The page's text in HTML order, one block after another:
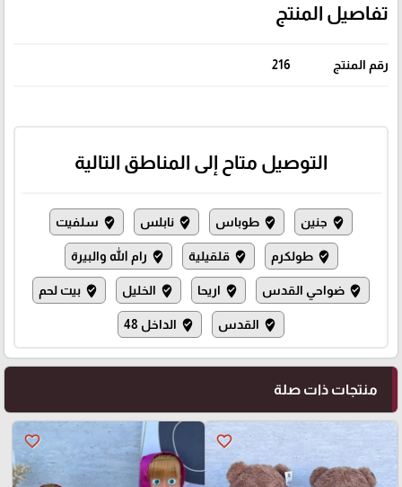
تفاصيل المنتج
رقم المنتج 216
التوصيل متاح إلى المناطق التالية
where_to_vote جنين where_to_vote طوباس where_to_vote نابلس where_to_vote سلفيت
where_to_vote طولكرم where_to_vote قلقيلية where_to_vote رام الله والبيرة
where_to_vote ضواحي القدس where_to_vote اريحا where_to_vote الخليل where_to_vote بيت لحم
where_to_vote القدس where_to_vote الداخل 48
منتجات ذات صلة
favorite_border
favorite_border